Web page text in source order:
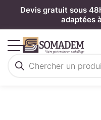
Devis gratuit sous
adaptées
de
Panneau de gestion